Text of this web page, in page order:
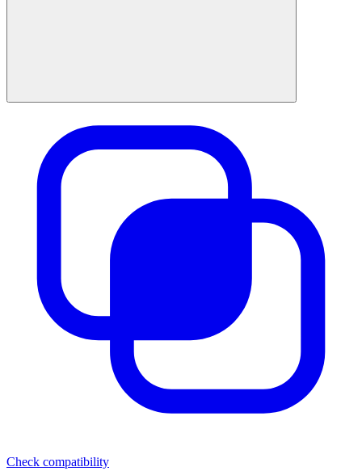
Check compatibility